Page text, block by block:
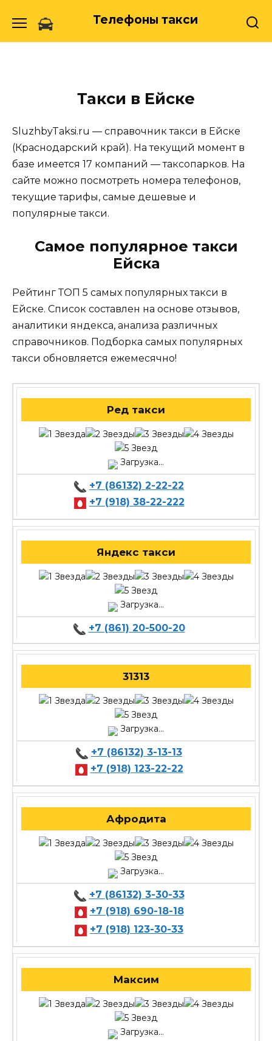
Телефоны такси
Такси в Ейске
SluzhbyTaksi.ru — справочник такси в Ейске
(Краснодарский край). На текущий момент в
базе имеется 17 компаний — таксопарков. На
сайте можно посмотреть номера телефонов,
текущие тарифы, самые дешевые и
популярные такси.
Самое популярное такси
Ейска
Рейтинг ТОП 5 самых популярных такси в
Ейске. Список составлен на основе отзывов,
аналитики яндекса, анализа различных
справочников. Подборка самых популярных
такси обновляется ежемесячно!
Ред такси
Загрузка...
+7 (86132) 2-22-22
+7 (918) 38-22-222
Яндекс такси
Загрузка...
+7 (861) 20-500-20
31313
Загрузка...
+7 (86132) 3-13-13
+7 (918) 123-22-22
Афродита
Загрузка...
+7 (86132) 3-30-33
+7 (918) 690-18-18
+7 (918) 123-30-33
Максим
Загрузка...